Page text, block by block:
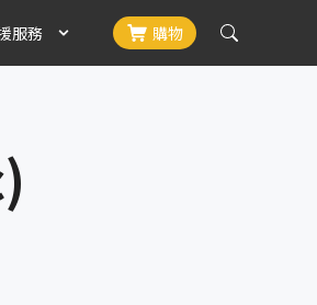
無需 root
手機密碼，Google FRP鎖
服務 購物